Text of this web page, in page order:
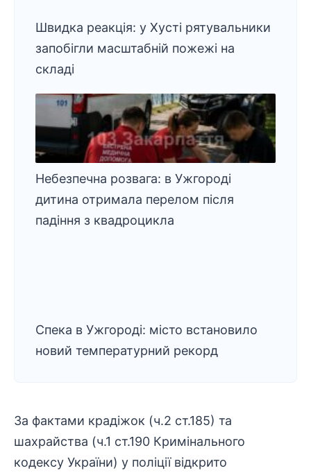
Швидка реакція: у Хусті рятувальники
запобігли масштабній пожежі на
складі
Небезпечна розвага: в Ужгороді
дитина отримала перелом після
падіння з квадроцикла
Спека в Ужгороді: місто встановило
новий температурний рекорд
За фактами крадіжок (ч.2 ст.185) та
шахрайства (ч.1 ст.190 Кримінального
кодексу України) у поліції відкрито